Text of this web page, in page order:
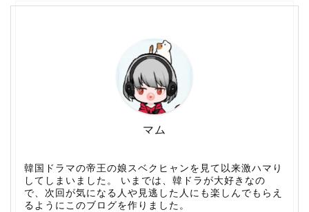
マム
韓国ドラマの帝王の娘スベクヒャンを見て以来激ハマり
してしまいました。 いまでは、韓ドラが大好きなの
で、次回が気になる人や見逃した人にも楽しんでもらえ
るようにこのブログを作りました。